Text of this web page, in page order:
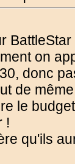
on
donc
de
le
!
qu'ils